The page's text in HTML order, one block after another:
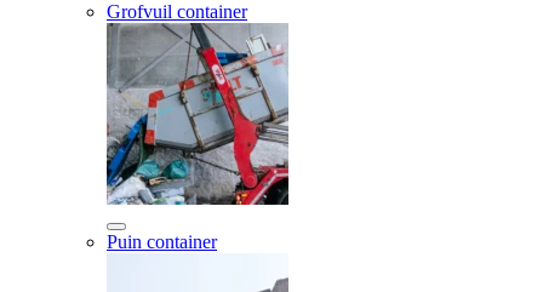
Grofvuil container
Puin container